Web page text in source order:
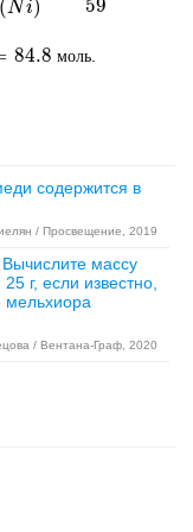
84.8 моль
моль
(Ni)
59
содержится в
/ Просвещение, 2019
массу
г, если известно,
мельхиора
/ Вентана-Граф, 2020